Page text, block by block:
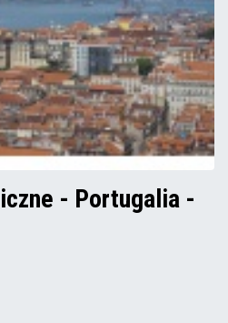
- Portugalia -